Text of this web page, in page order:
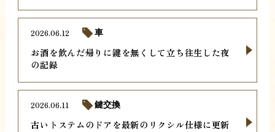
お酒を飲んだ帰りに鍵を無くして立ち往生した夜
の記録
2026.06.12 車
古いトステムのドアを最新のリクシル仕様に更新
2026.06.11 鍵交換